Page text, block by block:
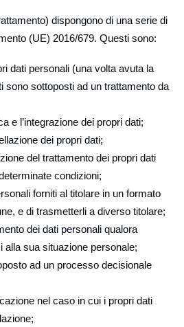
dispongono di una serie di
(UE) 2016/679. Questi sono:
dati personali (una volta avuta la
sono sottoposti ad un trattamento da
e l’integrazione dei propri dati;
dei propri dati;
del trattamento dei propri dati
condizioni;
forniti al titolare in un formato
e di trasmetterli a diverso titolare;
dei dati personali qualora
alla sua situazione personale;
ad un processo decisionale
nel caso in cui i propri dati
;